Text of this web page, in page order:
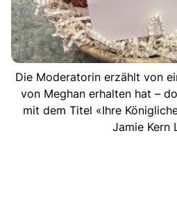
Die Moderatorin erzählt von
von Meghan erhalten hat –
mit dem Titel «Ihre
Jamie Kern